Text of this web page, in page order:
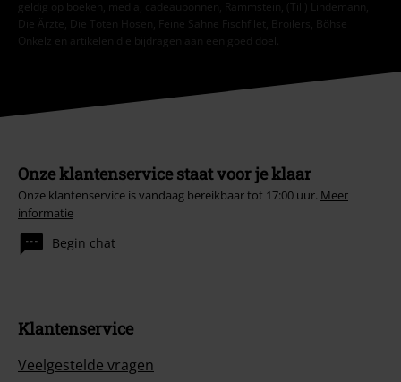
geldig op boeken, media, cadeaubonnen, Rammstein, (Till) Lindemann,
Die Ärzte, Die Toten Hosen, Feine Sahne Fischfilet, Broilers, Böhse
Onkelz en artikelen die bijdragen aan een goed doel.
Onze klantenservice staat voor je klaar
Onze klantenservice is vandaag bereikbaar tot 17:00 uur. Meer
informatie
Begin chat
Klantenservice
Veelgestelde vragen